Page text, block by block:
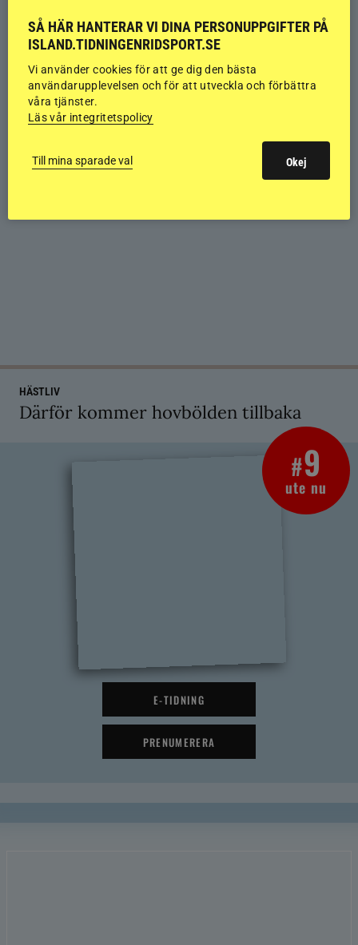
HÄSTLIV
Därför kommer hovbölden tillbaka
#9
ute nu
E-TIDNING
PRENUMERERA
SÅ HÄR HANTERAR VI DINA PERSONUPPGIFTER PÅ
ISLAND.TIDNINGENRIDSPORT.SE
Vi använder cookies för att ge dig den bästa
användarupplevelsen och för att utveckla och förbättra
våra tjänster.
Läs vår integritetspolicy
Till mina sparade val Okej